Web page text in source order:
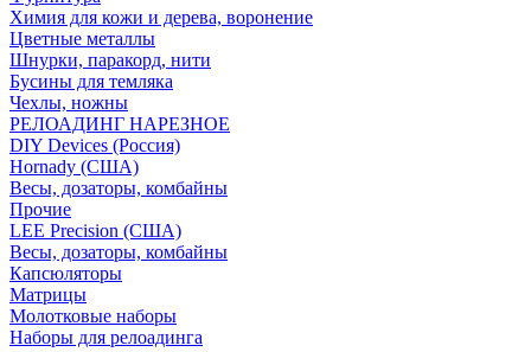
Химия для кожи и дерева, воронение
Цветные металлы
Шнурки, паракорд, нити
Бусины для темляка
Чехлы, ножны
РЕЛОАДИНГ НАРЕЗНОЕ
DIY Devices (Россия)
Hornady (США)
Весы, дозаторы, комбайны
Прочие
LEE Precision (США)
Весы, дозаторы, комбайны
Капсюляторы
Матрицы
Молотковые наборы
Наборы для релоадинга